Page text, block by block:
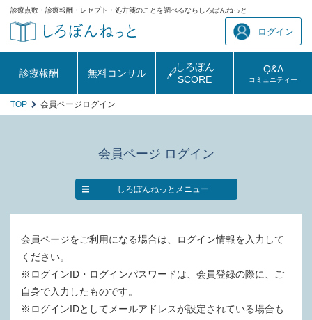
診療点数・診療報酬・レセプト・処方箋のことを調べるならしろぼんねっと
ログイン
診療報酬 無料コンサル
しろぼん
SCORE
Q&A
コミュニティー
TOP 会員ページログイン
会員ページ ログイン
しろぼんねっとメニュー
会員ページをご利用になる場合は、ログイン情報を入力して
ください。
※ログインID・ログインパスワードは、会員登録の際に、ご
自身で入力したものです。
※ログインIDとしてメールアドレスが設定されている場合も